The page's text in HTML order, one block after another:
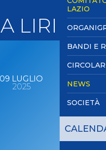
LIRI
09 LUGLIO
2025
LAZIO
BANDI E
NEWS
SOCIETÀ